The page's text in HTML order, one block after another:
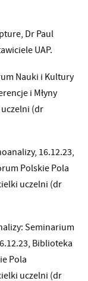
Dr Paul
UAP.
Nauki i Kultury
i Młyny
(dr
16.12.23,
Polskie Pola
uczelni (dr
Seminarium
Biblioteka
Pola
uczelni (dr